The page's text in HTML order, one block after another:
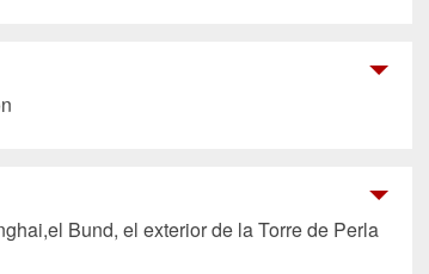
Bund, el exterior de la Torre de Perla